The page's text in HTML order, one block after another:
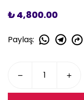
₺ 4,800.00
Paylaş: